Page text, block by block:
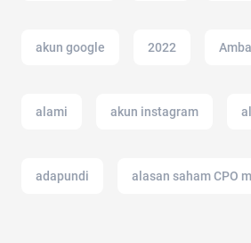
akun google 2022
alami akun instagram
adapundi alasan saham CPO